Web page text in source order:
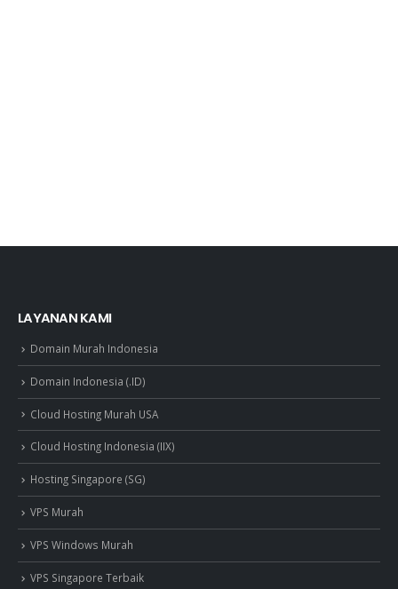
LAYANAN KAMI
Domain Murah Indonesia
Domain Indonesia (.ID)
Cloud Hosting Murah USA
Cloud Hosting Indonesia (IIX)
Hosting Singapore (SG)
VPS Murah
VPS Windows Murah
VPS Singapore Terbaik